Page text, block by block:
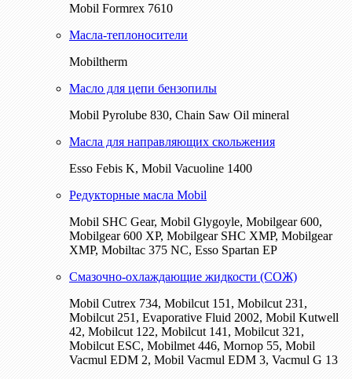
Mobil Formrex 7610
Масла-теплоносители
Mobiltherm
Масло для цепи бензопилы
Mobil Pyrolube 830, Chain Saw Oil mineral
Масла для направляющих скольжения
Esso Febis K, Mobil Vacuoline 1400
Редукторные масла Mobil
Mobil SHC Gear, Mobil Glygoyle, Mobilgear 600,
Mobilgear 600 XP, Mobilgear SHC XMP, Mobilgear
XМP, Mobiltac 375 NC, Esso Spartan EP
Смазочно-охлаждающие жидкости (СОЖ)
Mobil Cutrex 734, Mobilcut 151, Mobilcut 231,
Mobilcut 251, Evaporative Fluid 2002, Mobil Kutwell
42, Mobilcut 122, Mobilcut 141, Mobilcut 321,
Mobilcut ESC, Mobilmet 446, Mornop 55, Mobil
Vacmul EDM 2, Mobil Vacmul EDM 3, Vacmul G 13